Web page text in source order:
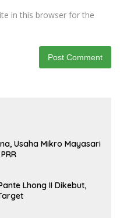
in this browser for the
Usaha Mikro Mayasari
Lhong II Dikebut,